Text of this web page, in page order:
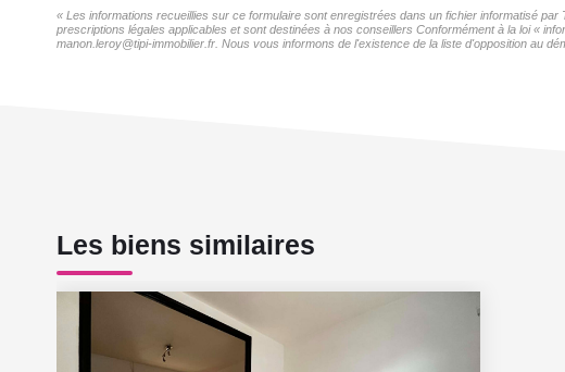
« Les informations recueillies sur ce formulaire sont enregistrées dans un fichier informatisé
prescriptions légales applicables et sont destinées à nos conseillers Conformément à la loi «
manon.leroy@tipi-immobilier.fr. Nous vous informons de l'existence de la liste d'opposition au
Les biens similaires